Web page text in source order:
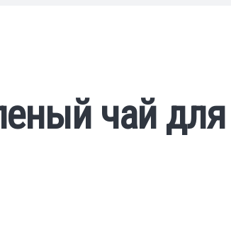
чай для